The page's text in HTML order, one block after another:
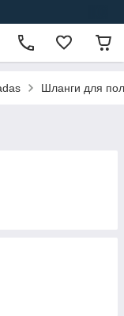
Шланги для